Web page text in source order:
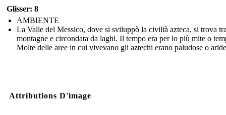
Glisser: 8
AMBIENTE
La Valle del Messico, dove si sviluppò la civiltà azteca, si trova
montagne e circondata da laghi. Il tempo era per lo più mite o
Molte delle aree in cui vivevano gli aztechi erano paludose o
Attributions D'image